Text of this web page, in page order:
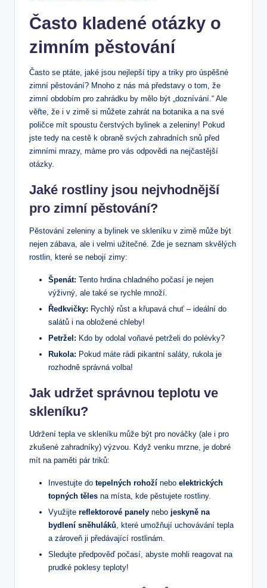
Často kladené otázky o
zimním pěstování
Často se ptáte, jaké jsou nejlepší tipy a triky pro úspěšné
zimní pěstování? Mnoho z nás má představy o tom, že
zimní obdobím pro zahrádku by mělo být „doznívání.“ Ale
věřte, že i v zimě si můžete zahrát na botanika a na své
poličce mít spoustu čerstvých bylinek a zeleniny! Pokud
jste tedy na cestě k obraně svých zahradních snů před
zimními mrazy, máme pro vás odpovědi na nejčastější
otázky.
Jaké rostliny jsou nejvhodnější
pro zimní pěstování?
Pěstování zeleniny a bylinek ve skleníku v zimě může být
nejen zábava, ale i velmi užitečné. Zde je seznam skvělých
rostlin, které se nebojí zimy:
Špenát: Tento hrdina chladného počasí je nejen
výživný, ale také se rychle množí.
Ředkvičky: Rychlý růst a křupavá chuť – ideální do
salátů i na obložené chleby!
Petržel: Kdo by odolal voňavé petrželi do polévky?
Rukola: Pokud máte rádi pikantní saláty, rukola je
rozhodně správná volba!
Jak udržet správnou teplotu ve
skleníku?
Udržení tepla ve skleníku může být pro nováčky (ale i pro
zkušené zahradníky) výzvou. Když venku mrzne, je dobré
mít na paměti pár triků:
Investujte do tepelných rohoží nebo elektrických
topných těles na místa, kde pěstujete rostliny.
Využijte reflektorové panely nebo jeskyně na
bydlení sněhuláků, které umožňují uchovávání tepla
a zároveň ji předávající rostlinám.
Sledujte předpověď počasí, abyste mohli reagovat na
prudké poklesy teploty!